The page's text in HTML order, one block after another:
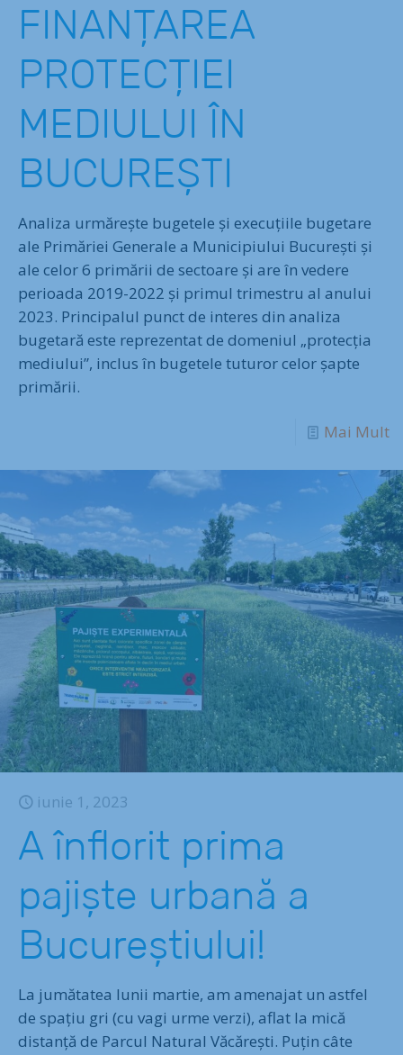
FINANȚAREA
PROTECȚIEI
MEDIULUI ÎN
BUCUREȘTI
Analiza urmărește bugetele și execuțiile bugetare
ale Primăriei Generale a Municipiului București și
ale celor 6 primării de sectoare și are în vedere
perioada 2019-2022 și primul trimestru al anului
2023. Principalul punct de interes din analiza
bugetară este reprezentat de domeniul „protecția
mediului”, inclus în bugetele tuturor celor șapte
primării.
Mai Mult
iunie 1, 2023
A înflorit prima
pajiște urbană a
Bucureștiului!
La jumătatea lunii martie, am amenajat un astfel
de spațiu gri (cu vagi urme verzi), aflat la mică
distanță de Parcul Natural Văcărești. Puțin câte